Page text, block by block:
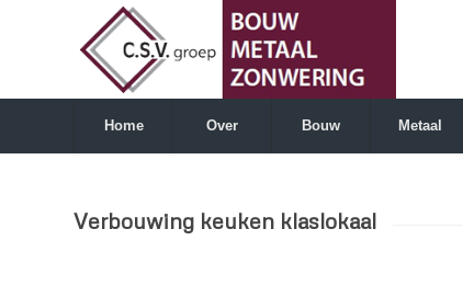
Home Over Bouw Metaal
Verbouwing keuken klaslokaal